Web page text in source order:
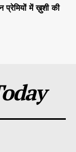
में ख़ुशी की